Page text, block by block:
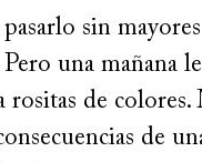
sin
una mañana
rositas de
de